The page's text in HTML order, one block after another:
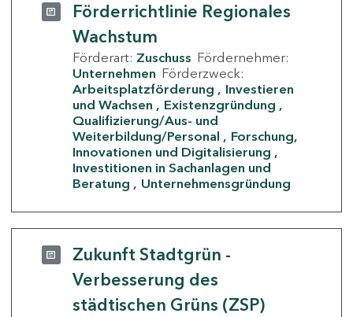
Förderrichtlinie Regionales
Wachstum
Förderart: Zuschuss Fördernehmer:
Unternehmen Förderzweck:
Arbeitsplatzförderung
Investieren
und Wachsen
Existenzgründung
Qualifizierung/Aus- und
Weiterbildung/Personal
Forschung,
Innovationen und Digitalisierung
Investitionen in Sachanlagen und
Beratung
Unternehmensgründung
Zukunft Stadtgrün -
Verbesserung des
städtischen Grüns (ZSP)